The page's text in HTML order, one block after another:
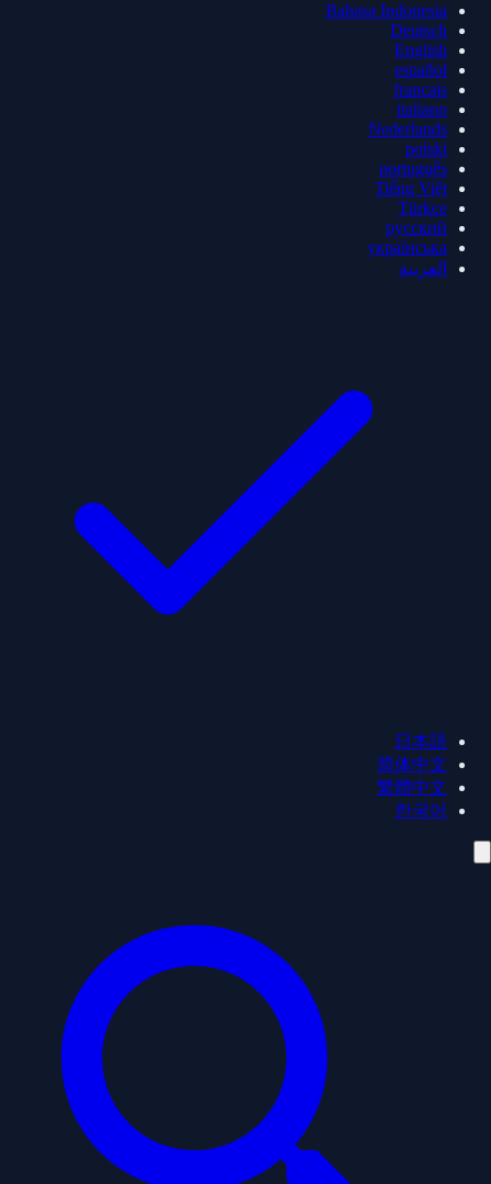
Bahasa Indonesia
Deutsch
English
español
français
italiano
Nederlands
polski
português
Tiếng Việt
Türkçe
русский
українська
العربية
日本語
简体中文
繁體中文
한국어